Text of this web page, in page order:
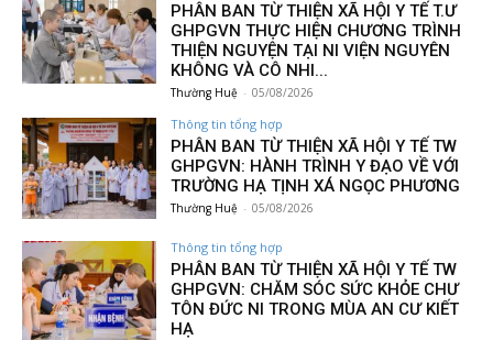
PHÂN BAN TỪ THIỆN XÃ HỘI Y TẾ T.Ư
GHPGVN THỰC HIỆN CHƯƠNG TRÌNH
THIỆN NGUYỆN TẠI NI VIỆN NGUYÊN
KHÔNG VÀ CÔ NHI...
Thường Huệ - 05/08/2026
Thông tin tổng hợp
PHÂN BAN TỪ THIỆN XÃ HỘI Y TẾ TW
GHPGVN: HÀNH TRÌNH Y ĐẠO VỀ VỚI
TRƯỜNG HẠ TỊNH XÁ NGỌC PHƯƠNG
Thường Huệ - 05/08/2026
Thông tin tổng hợp
PHÂN BAN TỪ THIỆN XÃ HỘI Y TẾ TW
GHPGVN: CHĂM SÓC SỨC KHỎE CHƯ
TÔN ĐỨC NI TRONG MÙA AN CƯ KIẾT
HẠ